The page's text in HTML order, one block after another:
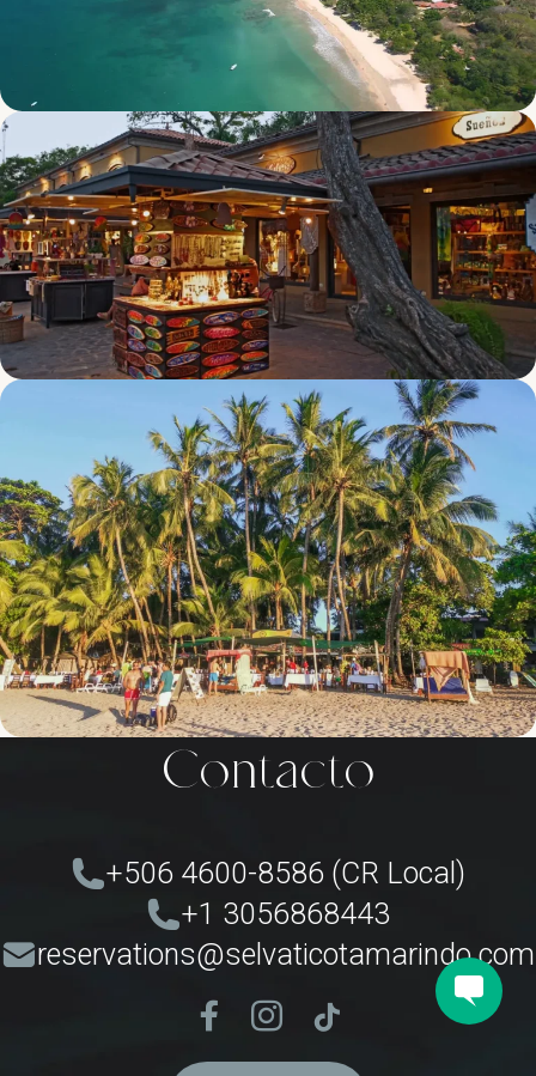
Contacto
+506 4600-8586 (CR Local)
+1 3056868443
reservations@selvaticotamarindo.com